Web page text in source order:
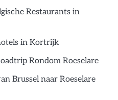
Restaurants in
in Kortrijk
Rondom Roeselare
Brussel naar Roeselare